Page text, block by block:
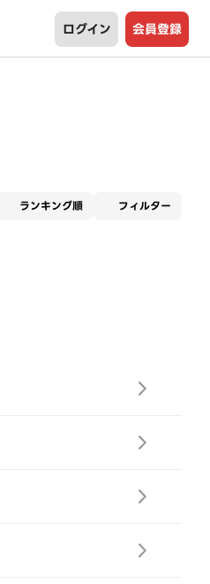
ログイン 会員登録
ランキング順 フィルター